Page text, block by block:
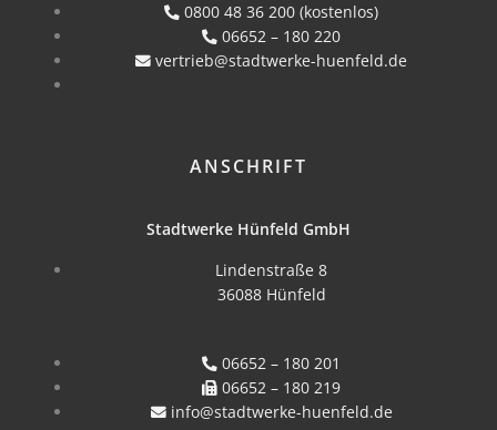
0800 48 36 200 (kostenlos)
06652 – 180 220
vertrieb@stadtwerke-huenfeld.de
ANSCHRIFT
Stadtwerke Hünfeld GmbH
Lindenstraße 8
36088 Hünfeld
06652 – 180 201
06652 – 180 219
info@stadtwerke-huenfeld.de